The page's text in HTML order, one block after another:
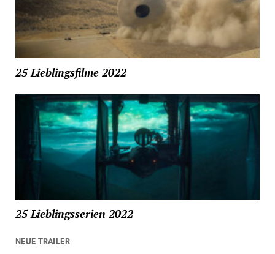
25 Lieblingsfilme 2022
25 Lieblingsserien 2022
NEUE TRAILER